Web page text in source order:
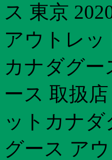
ス 東京
アウトレ
カナダグ
ース 取扱
ットカナ
グース ア